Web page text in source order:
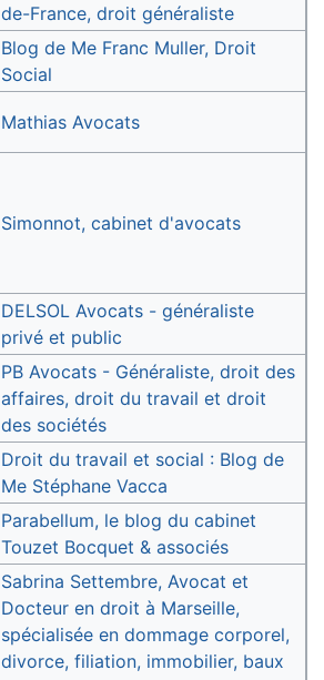
de-France, droit généraliste
Blog de Me Franc Muller, Droit
Social
Mathias Avocats
Simonnot, cabinet d'avocats
DELSOL Avocats - généraliste
privé et public
PB Avocats - Généraliste, droit des
affaires, droit du travail et droit
des sociétés
Droit du travail et social : Blog de
Me Stéphane Vacca
Parabellum, le blog du cabinet
Touzet Bocquet & associés
Sabrina Settembre, Avocat et
Docteur en droit à Marseille,
spécialisée en dommage corporel,
divorce, filiation, immobilier, baux